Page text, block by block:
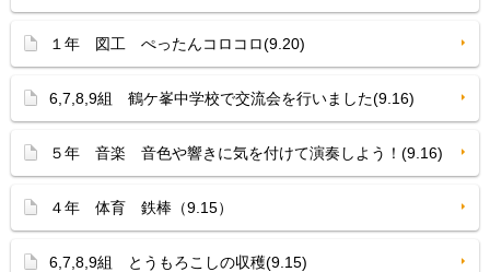
１年 図工 ぺったんコロコロ(9.20)
6,7,8,9組 鶴ケ峯中学校で交流会を行いました(9.16)
５年 音楽 音色や響きに気を付けて演奏しよう！(9.16)
４年 体育 鉄棒（9.15）
6,7,8,9組 とうもろこしの収穫(9.15)